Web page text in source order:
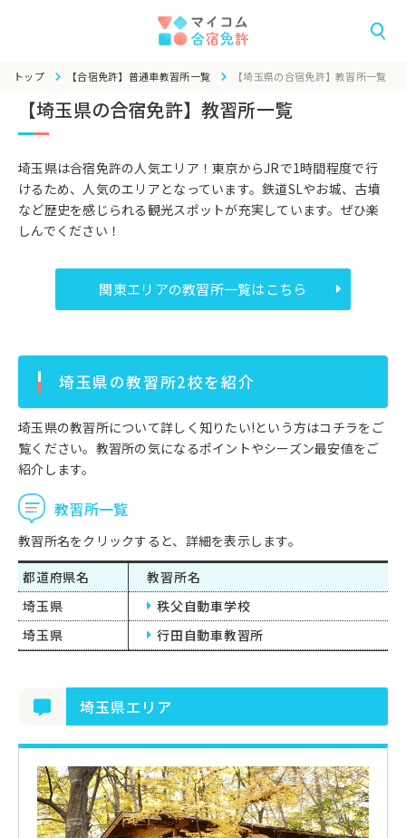
トップ 【合宿免許】普通車教習所一覧 【埼玉県の合宿免許】教習所一覧
【埼玉県の合宿免許】教習所一覧
埼玉県は合宿免許の人気エリア！東京からJRで1時間程度で行
けるため、人気のエリアとなっています。鉄道SLやお城、古墳
など歴史を感じられる観光スポットが充実しています。ぜひ楽
しんでください！
関東エリアの教習所一覧はこちら
埼玉県の教習所2校を紹介
埼玉県の教習所について詳しく知りたい!という方はコチラをご
覧ください。教習所の気になるポイントやシーズン最安値をご
紹介します。
教習所一覧
教習所名をクリックすると、詳細を表示します。
都道府県名
教習所名
埼玉県
秩父自動車学校
埼玉県
行田自動車教習所
埼玉県エリア